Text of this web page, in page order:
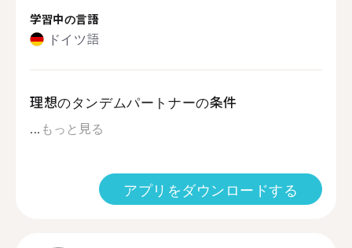
学習中の言語
ドイツ語
理想のタンデムパートナーの条件
... もっと見る
アプリをダウンロードする